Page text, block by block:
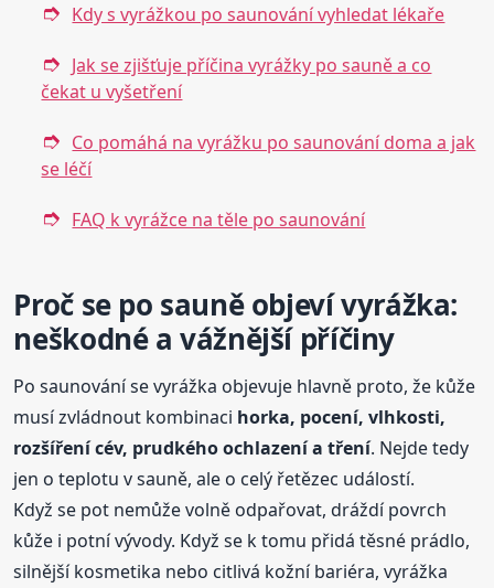
Kdy s vyrážkou po saunování vyhledat lékaře
Jak se zjišťuje příčina vyrážky po sauně a co
čekat u vyšetření
Co pomáhá na vyrážku po saunování doma a jak
se léčí
FAQ k vyrážce na těle po saunování
Proč se po sauně objeví vyrážka:
neškodné a vážnější příčiny
Po saunování se vyrážka objevuje hlavně proto, že kůže
musí zvládnout kombinaci horka, pocení, vlhkosti,
rozšíření cév, prudkého ochlazení a tření. Nejde tedy
jen o teplotu v sauně, ale o celý řetězec událostí.
Když se pot nemůže volně odpařovat, dráždí povrch
kůže i potní vývody. Když se k tomu přidá těsné prádlo,
silnější kosmetika nebo citlivá kožní bariéra, vyrážka